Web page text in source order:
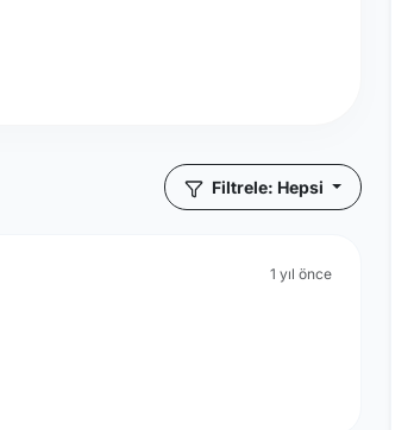
Filtrele: Hepsi
1 yıl önce